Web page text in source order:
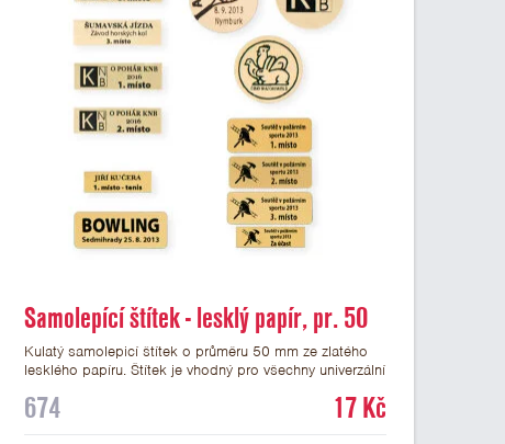
Samolepící štítek - lesklý papír, pr. 50
mm
Kulatý samolepicí štítek o průměru 50 mm ze zlatého
lesklého papíru. Štítek je vhodný pro všechny univerzální
emblém o průměru 50 mm. Na štítek je možné
674 17 Kč